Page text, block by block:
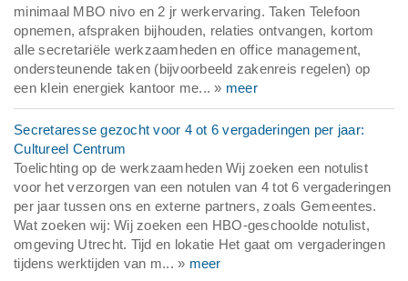
minimaal MBO nivo en 2 jr werkervaring. Taken Telefoon
opnemen, afspraken bijhouden, relaties ontvangen, kortom
alle secretariële werkzaamheden en office management,
ondersteunende taken (bijvoorbeeld zakenreis regelen) op
een klein energiek kantoor me... » meer
Secretaresse gezocht voor 4 ot 6 vergaderingen per jaar:
Cultureel Centrum
Toelichting op de werkzaamheden Wij zoeken een notulist
voor het verzorgen van een notulen van 4 tot 6 vergaderingen
per jaar tussen ons en externe partners, zoals Gemeentes.
Wat zoeken wij: Wij zoeken een HBO-geschoolde notulist,
omgeving Utrecht. Tijd en lokatie Het gaat om vergaderingen
tijdens werktijden van m... » meer